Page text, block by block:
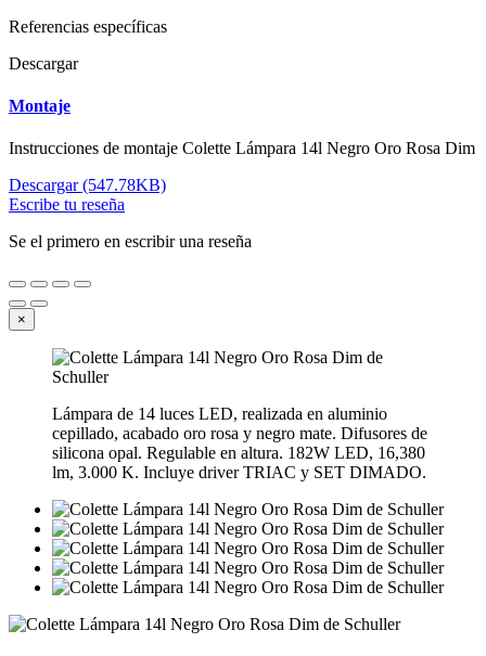
Referencias específicas
Descargar
Montaje
Instrucciones de montaje Colette Lámpara 14l Negro Oro Rosa Dim
Descargar (547.78KB)
Escribe tu reseña
Se el primero en escribir una reseña
×
Lámpara de 14 luces LED, realizada en aluminio
cepillado, acabado oro rosa y negro mate. Difusores de
silicona opal. Regulable en altura. 182W LED, 16,380
lm, 3.000 K. Incluye driver TRIAC y SET DIMADO.